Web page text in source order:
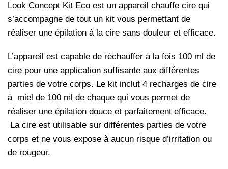
Look Concept Kit Eco est un appareil chauffe cire qui
s’accompagne de tout un kit vous permettant de
réaliser une épilation à la cire sans douleur et efficace.
L’appareil est capable de réchauffer à la fois 100 ml de
cire pour une application suffisante aux différentes
parties de votre corps. Le kit inclut 4 recharges de cire
à miel de 100 ml de chaque qui vous permet de
réaliser une épilation douce et parfaitement efficace.
La cire est utilisable sur différentes parties de votre
corps et ne vous expose à aucun risque d’irritation ou
de rougeur.